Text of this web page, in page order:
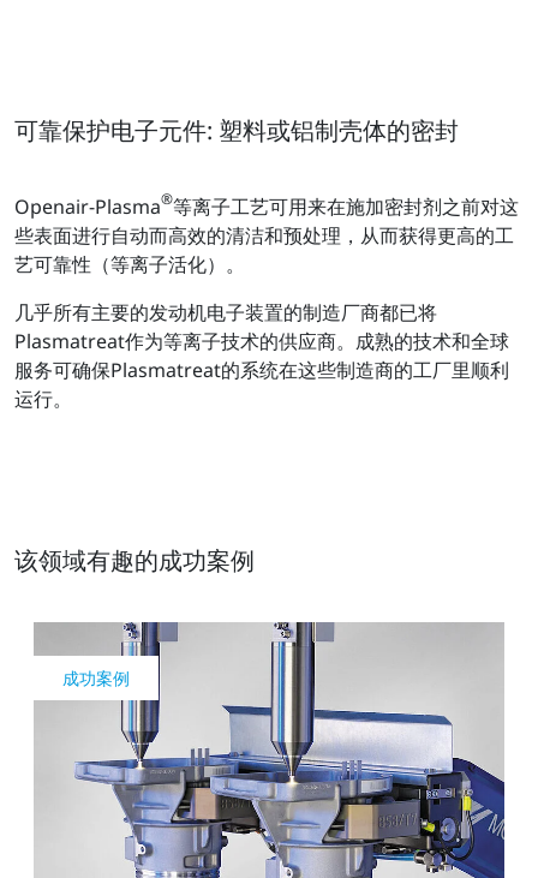
可靠保护电子元件: 塑料或铝制壳体的密封
Openair-Plasma®等离子工艺可用来在施加密封剂之前对这
些表面进行自动而高效的清洁和预处理，从而获得更高的工
艺可靠性（等离子活化）。
几乎所有主要的发动机电子装置的制造厂商都已将
Plasmatreat作为等离子技术的供应商。成熟的技术和全球
服务可确保Plasmatreat的系统在这些制造商的工厂里顺利
运行。
该领域有趣的成功案例
成功案例